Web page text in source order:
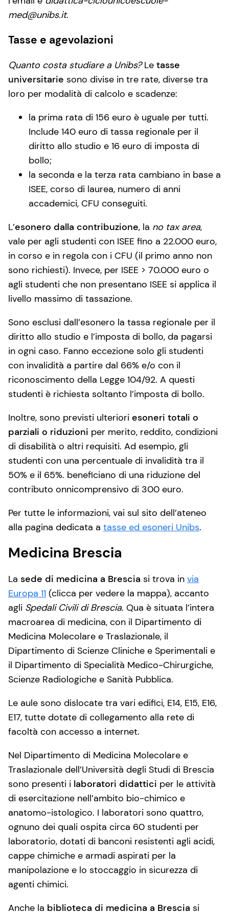
med@unibs.it.
Tasse e agevolazioni
Quanto costa studiare a Unibs?Le tasse
universitarie sono divise in tre rate, diverse tra
loro per modalità di calcolo e scadenze:
la prima rata di 156 euro è uguale per tutti.
Include 140 euro di tassa regionale per il
diritto allo studio e 16 euro di imposta di
bollo;
la seconda e la terza rata cambiano in base a
ISEE, corso di laurea, numero di anni
accademici, CFU conseguiti.
L’esonero dalla contribuzione, la no tax area,
vale per agli studenti con ISEE fino a 22.000 euro,
in corso e in regola con i CFU (il primo anno non
sono richiesti). Invece, per ISEE > 70.000 euro o
agli studenti che non presentano ISEE si applica il
livello massimo di tassazione.
Sono esclusi dall’esonero la tassa regionale per il
diritto allo studio e l’imposta di bollo, da pagarsi
in ogni caso. Fanno eccezione solo gli studenti
con invalidità a partire dal 66% e/o con il
riconoscimento della Legge 104/92. A questi
studenti è richiesta soltanto l’imposta di bollo.
Inoltre, sono previsti ulteriori esoneri totali o
parziali o riduzioni per merito, reddito, condizioni
di disabilità o altri requisiti. Ad esempio, gli
studenti con una percentuale di invalidità tra il
50% e il 65%. beneficiano di una riduzione del
contributo onnicomprensivo di 300 euro.
Per tutte le informazioni, vai sul sito dell’ateneo
alla pagina dedicata a tasse ed esoneri Unibs.
Medicina Brescia
La sede di medicina a Brescia si trova in via
Europa 11 (clicca per vedere la mappa), accanto
agli Spedali Civili di Brescia. Qua è situata l’intera
macroarea di medicina, con il Dipartimento di
Medicina Molecolare e Traslazionale, il
Dipartimento di Scienze Cliniche e Sperimentali e
il Dipartimento di Specialità Medico-Chirurgiche,
Scienze Radiologiche e Sanità Pubblica.
Le aule sono dislocate tra vari edifici, E14, E15, E16,
E17, tutte dotate di collegamento alla rete di
facoltà con accesso a internet.
Nel Dipartimento di Medicina Molecolare e
Traslazionale dell’Università degli Studi di Brescia
sono presenti i laboratori didattici per le attività
di esercitazione nell’ambito bio-chimico e
anatomo-istologico. I laboratori sono quattro,
ognuno dei quali ospita circa 60 studenti per
laboratorio, dotati di banconi resistenti agli acidi,
cappe chimiche e armadi aspirati per la
manipolazione e lo stoccaggio in sicurezza di
agenti chimici.
Anche la biblioteca di medicina a Brescia si